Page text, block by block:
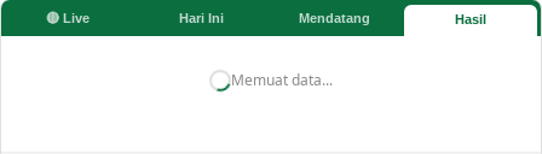
🔴 Live Hari Ini Mendatang Hasil
Memuat data...
KOREKSI & KLARIFIKASI
KEBIJAKAN IKLAN / ADVERTORIAL